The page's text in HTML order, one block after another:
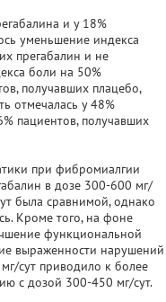
и у 18%
уменьшение индекса
прегабалин и не
боли на 50%
получавших плацебо,
отмечалась у 48%
пациентов, получавших
при фибромиалгии
в дозе 300-600 мг/
была сравнимой, однако
Кроме того, на фоне
функциональной
выраженности нарушений
сут приводило к более
с дозой 300-450 мг/сут.